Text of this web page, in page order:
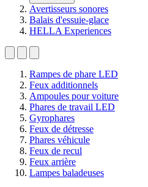
Avertisseurs sonores
Balais d'essuie-glace
HELLA Experiences
Rampes de phare LED
Feux additionnels
Ampoules pour voiture
Phares de travail LED
Gyrophares
Feux de détresse
Phares véhicule
Feux de recul
Feux arrière
Lampes baladeuses